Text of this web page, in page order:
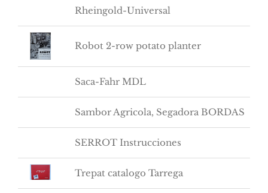
Rheingold-Universal
Robot 2-row potato planter
Saca-Fahr MDL
Sambor Agricola, Segadora BORDAS
SERROT Instrucciones
Trepat catalogo Tarrega